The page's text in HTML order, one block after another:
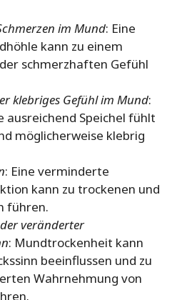
im Mund: Eine
kann zu einem
schmerzhaften Gefühl
klebriges Gefühl im Mund:
ausreichend Speichel fühlt
möglicherweise klebrig
: Eine verminderte
kann zu trockenen und
führen.
veränderter
: Mundtrockenheit kann
beeinflussen und zu
Wahrnehmung von